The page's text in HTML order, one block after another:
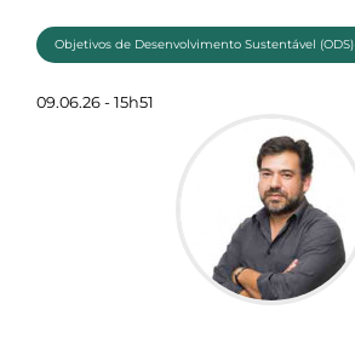
Objetivos de Desenvolvimento Sustentável (ODS)
09.06.26 - 15h51